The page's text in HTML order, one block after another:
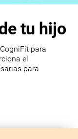
tu hijo
para
el
para